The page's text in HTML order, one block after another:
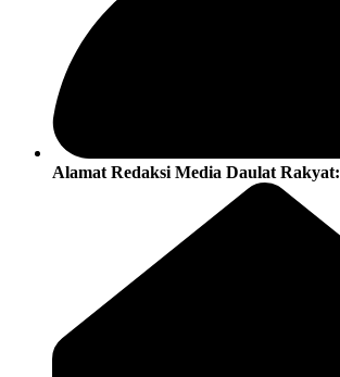
Alamat Redaksi Media Daulat Rakyat: